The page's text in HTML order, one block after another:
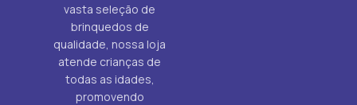
vasta seleção de
brinquedos de
qualidade, nossa loja
atende crianças de
todas as idades,
promovendo